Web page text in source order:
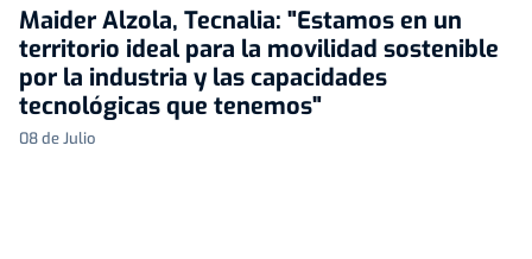
Maider Alzola, Tecnalia: "Estamos en un
territorio ideal para la movilidad sostenible
por la industria y las capacidades
tecnológicas que tenemos"
08 de Julio